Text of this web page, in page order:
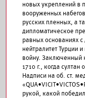
новых укреплений в
вооруженных
русских пленных, а
дипломатическое
равных основаниях
нейтралитет Турции
войну. Заключенный
1710 г., когда султан
Надписи на об. ст.
рукой, какой